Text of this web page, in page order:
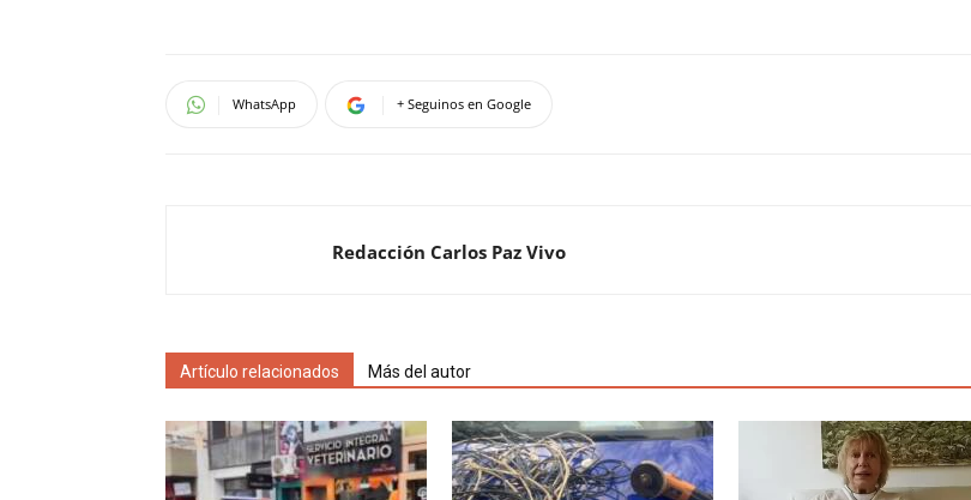
WhatsApp + Seguinos en Google
Redacción Carlos Paz Vivo
Artículo relacionados Más del autor